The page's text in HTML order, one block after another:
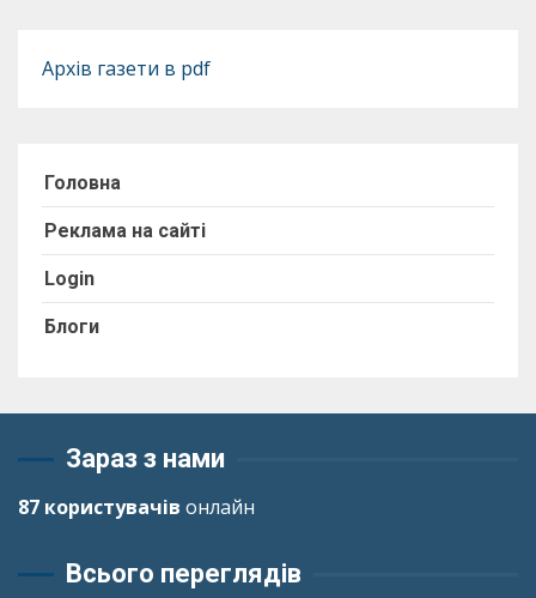
Архів газети в pdf
Головна
Реклама на сайті
Login
Блоги
Зараз з нами
87 користувачів онлайн
Всього переглядів